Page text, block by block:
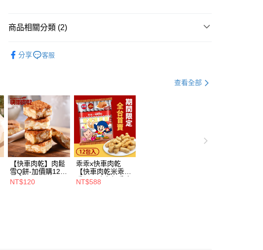
便利好安心！
３．安心：先確認商品／服務後，再付款。
１．於結帳方式選擇「AFTEE先享後付」後，將跳轉至「AFTEE先享後
２．訂單成立數日內，您將收到繳費通知簡訊。
３．收到繳費通知簡訊後14天內，點擊此簡訊中的連結，可透過四大超商
／ATM／網路銀行／等多元方式進行付款，方視為交易完成。
※ 請注意：結帳手續完成當下不需立刻繳費，但若您需要取消訂單，請聯
絡購買商品的店家。未經商家同意取消之訂單仍視為有效，需透過AFTEE
先享後付繳納相關費用。
※ 交易是否成功請以「AFTEE先享後付 」之結帳頁面顯示為準，若有關於
是否繳費成功／繳費後需取消欲退款等相關疑問，請聯繫「AFTEE先享後
付客戶支援中心」 https://netprotections.freshdesk.com/support/home
運送方式
付款後全家取貨
每筆NT$70，滿NT$500(含以上)免運費
萊爾富取貨
每筆NT$70，滿NT$800(含以上)免運費
付款後萊爾富取貨
每筆NT$70，滿NT$800(含以上)免運費
商品相關分類 (2)
分享 客服
查看全部
【快車肉乾】肉鬆
雪Q餅-加價購120
元
NT$120
乖乖x快車肉乾
【快車肉乾米乖
乖】原味杏仁香脆
肉紙口味 - 零嘴界
NT$588